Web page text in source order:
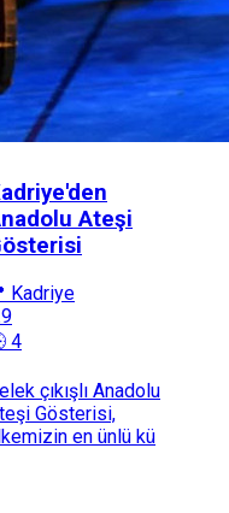
Ateşi
Kadriye
4
çıkışlı Anadolu
Gösterisi,
en ünlü kü